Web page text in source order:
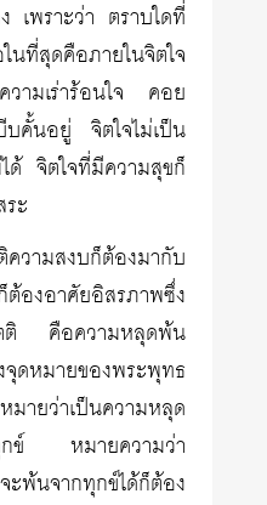
เพราะว่า ตราบใดที่
ที่สุดคือภายในจิตใจ
ามเร่าร้อนใจ คอย
คั้นอยู่ จิตใจไม่เป็น
ด้ จิตใจที่มีความสุขก็
ะ
มสงบก็ต้องมากับ
องอาศัยอิสรภาพซึ่ง
ตติ คือความหลุดพ้น
ดหมายของพระพุทธ
ายว่าเป็นความหลุด
ทุกข์ หมายความว่า
พ้นจากทุกข์ได้ก็ต้อง